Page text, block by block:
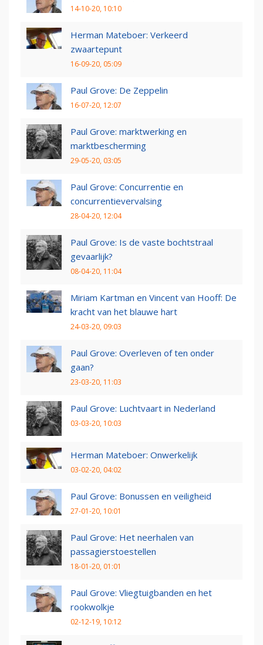
14-10-20, 10:10
Herman Mateboer: Verkeerd
zwaartepunt
16-09-20, 05:09
Paul Grove: De Zeppelin
16-07-20, 12:07
Paul Grove: marktwerking en
marktbescherming
29-05-20, 03:05
Paul Grove: Concurrentie en
concurrentievervalsing
28-04-20, 12:04
Paul Grove: Is de vaste bochtstraal
gevaarlijk?
08-04-20, 11:04
Miriam Kartman en Vincent van Hooff: De
kracht van het blauwe hart
24-03-20, 09:03
Paul Grove: Overleven of ten onder
gaan?
23-03-20, 11:03
Paul Grove: Luchtvaart in Nederland
03-03-20, 10:03
Herman Mateboer: Onwerkelijk
03-02-20, 04:02
Paul Grove: Bonussen en veiligheid
27-01-20, 10:01
Paul Grove: Het neerhalen van
passagierstoestellen
18-01-20, 01:01
Paul Grove: Vliegtuigbanden en het
rookwolkje
02-12-19, 10:12